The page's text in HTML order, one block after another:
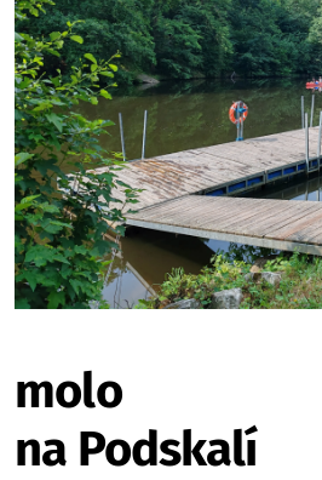
molo
na Podskalí